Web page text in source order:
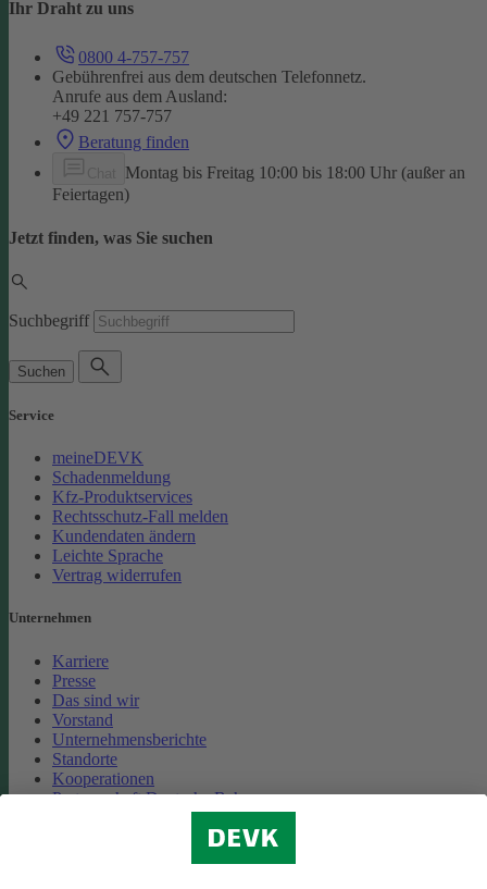
Ihr Draht zu uns
0800 4-757-757
Gebührenfrei aus dem deutschen Telefonnetz.
Anrufe aus dem Ausland:
+49 221 757-757
Beratung finden
Montag bis Freitag 10:00 bis 18:00 Uhr (außer an
Feiertagen)
Jetzt finden, was Sie suchen
Suchbegriff
Suchen
Service
meineDEVK
Schadenmeldung
Kfz-Produktservices
Rechtsschutz-Fall melden
Kundendaten ändern
Leichte Sprache
Vertrag widerrufen
Unternehmen
Karriere
Presse
Das sind wir
Vorstand
Unternehmensberichte
Standorte
Kooperationen
Partnerschaft Deutsche Bahn